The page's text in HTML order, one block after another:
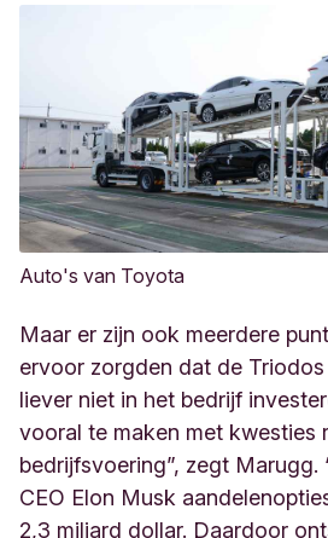
Auto's van Toyota
Maar er zijn ook meerdere
ervoor zorgden dat de
liever niet in het bedrijf
vooral te maken met kwesties
bedrijfsvoering”, zegt Marugg.
CEO Elon Musk
2,3 miljard dollar. Daardoor